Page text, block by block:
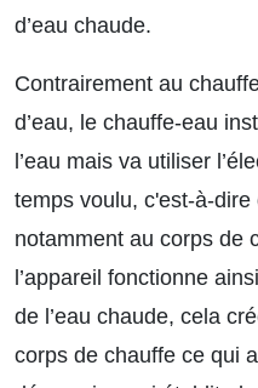
d’eau chaude.
Contrairement au
d’eau, le chauffe-eau
l’eau mais va utiliser
temps voulu, c'est-à-
notamment au corps de
l’appareil fonctionne
de l’eau chaude, cela
corps de chauffe ce qui